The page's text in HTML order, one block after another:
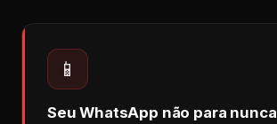
📱
Seu WhatsApp não para nunca